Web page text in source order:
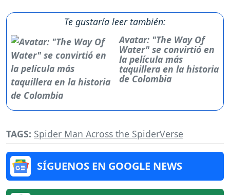
Te gustaría leer también:
Avatar: "The Way Of
Water" se convirtió en
la película más
taquillera en la historia
de Colombia
TAGS: Spider Man Across the SpiderVerse
SÍGUENOS EN GOOGLE NEWS